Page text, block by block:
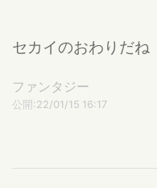
セカイのおわりだね
ファンタジー
公開:22/01/15 16:17